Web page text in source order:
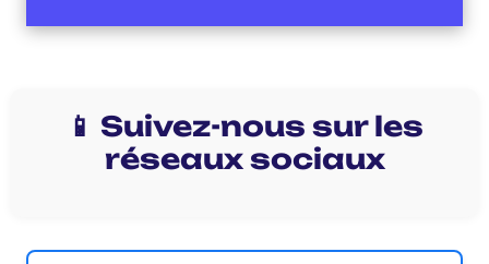
📱 Suivez-nous sur les
réseaux sociaux